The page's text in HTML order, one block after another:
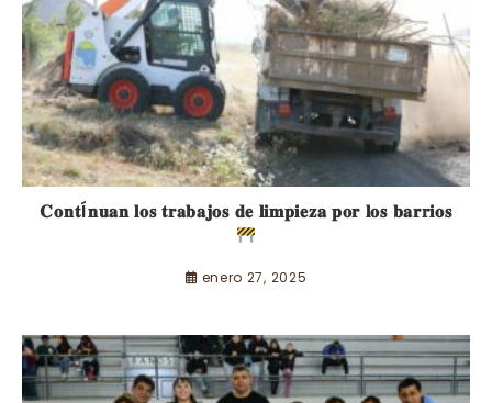
𝐂𝐨𝐧𝐭Í𝐧𝐮𝐚𝐧 𝐥𝐨𝐬 𝐭𝐫𝐚𝐛𝐚𝐣𝐨𝐬 𝐝𝐞 𝐥𝐢𝐦𝐩𝐢𝐞𝐳𝐚 𝐩𝐨𝐫 𝐥𝐨𝐬 𝐛𝐚𝐫𝐫𝐢𝐨𝐬
enero 27, 2025